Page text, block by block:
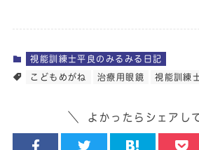
視能訓練士平良のみるみる日記
こどもめがね 治療用眼鏡 視能訓練
よかったらシェアし